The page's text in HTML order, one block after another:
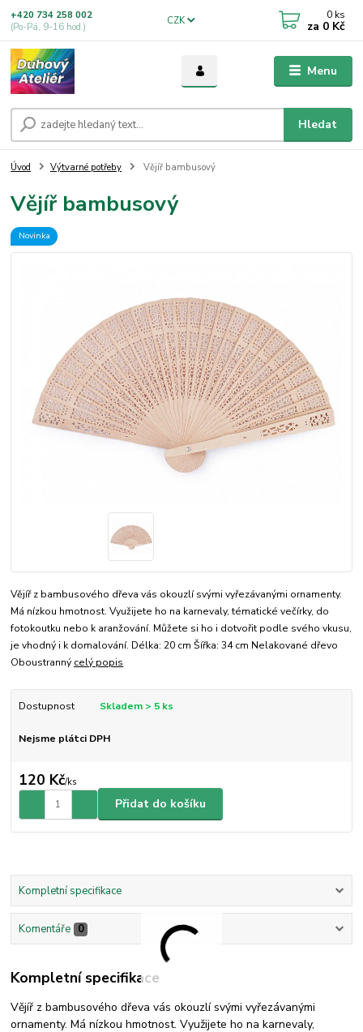
Menu
CZK
Hledat
+420 734 258 002
(Po-Pá, 9-16 hod.)
0 ks
za 0 Kč
Úvod Výtvarné potřeby Vějíř bambusový
Vějíř bambusový
Novinka
Vějíř z bambusového dřeva vás okouzlí svými vyřezávanými ornamenty.
Má nízkou hmotnost. Využijete ho na karnevaly, tématické večírky, do
fotokoutku nebo k aranžování. Můžete si ho i dotvořit podle svého vkusu,
je vhodný i k domalování. Délka: 20 cm Šířka: 34 cm Nelakované dřevo
Oboustranný celý popis
Dostupnost Skladem > 5 ks
Nejsme plátci DPH
120 Kč/ks
Přidat do košíku
Kompletní specifikace
Komentáře 0
Kompletní specifikace
Vějíř z bambusového dřeva vás okouzlí svými vyřezávanými
ornamenty. Má nízkou hmotnost. Využijete ho na karnevaly,